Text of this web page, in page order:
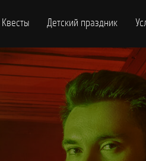
Квесты Детский праздник